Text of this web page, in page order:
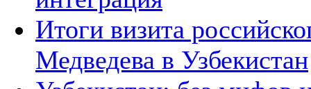
Итоги визита
Медведева в Узбекистан